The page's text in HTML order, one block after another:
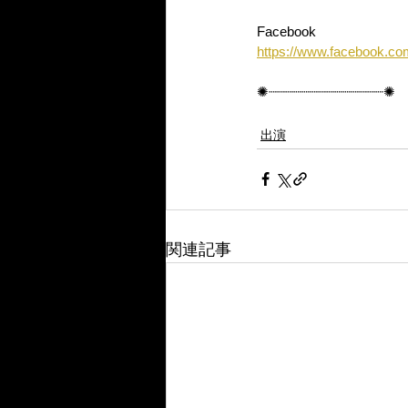
Facebook
https://
✺┈┈┈┈┈┈┈┈┈┈┈┈┈┈✺
出演
関連記事